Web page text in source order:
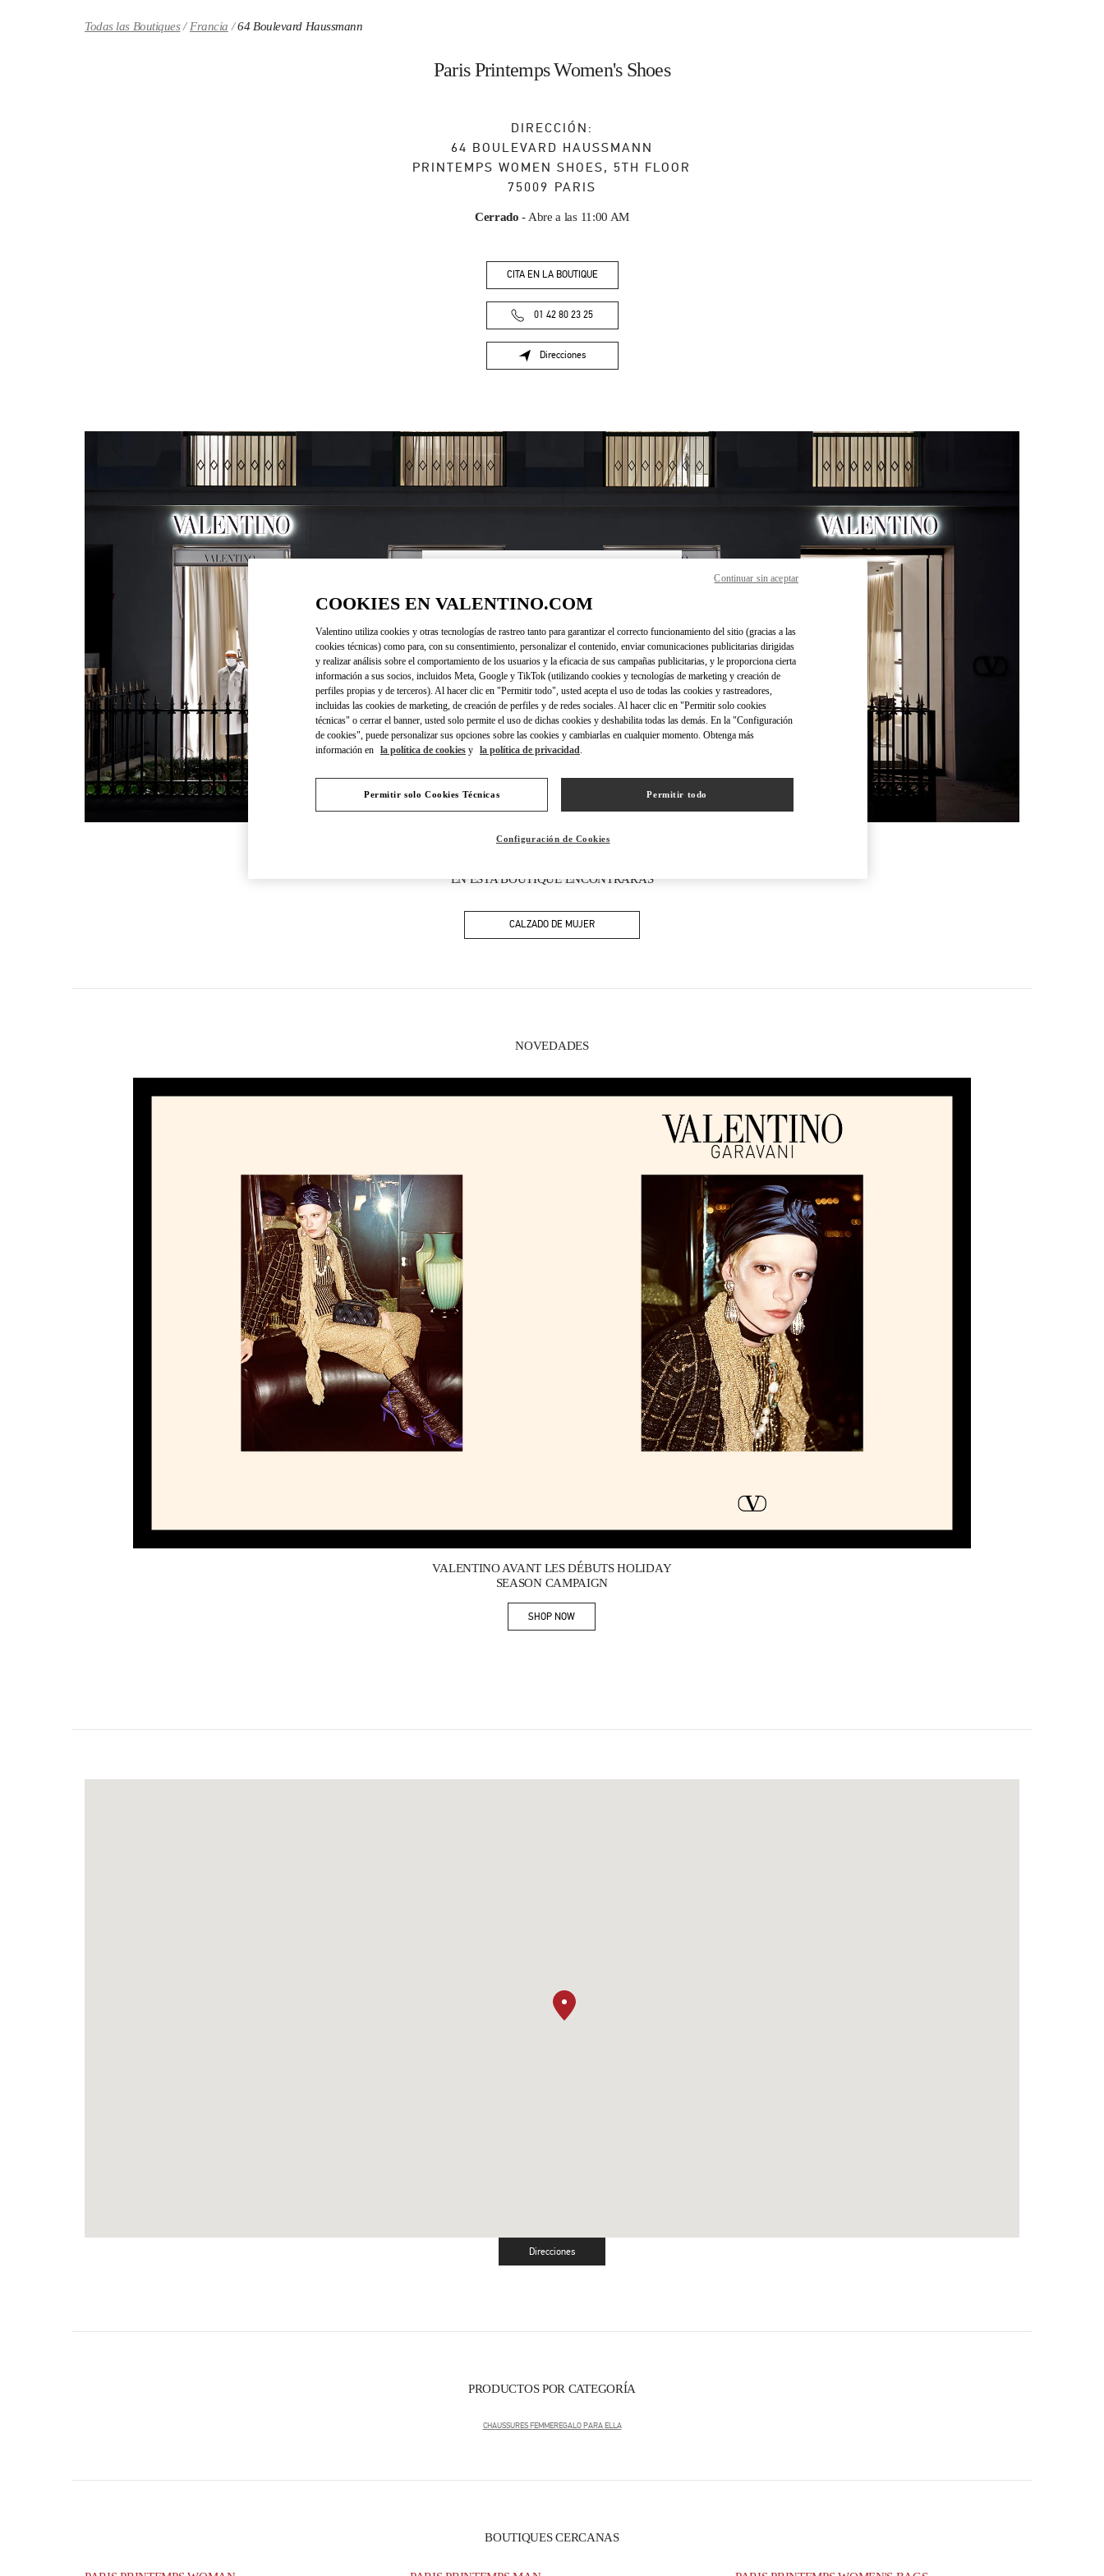
Todas las Boutiques Francia 64 Boulevard Haussmann
Paris Printemps Women's Shoes
DIRECCIÓN:
64 BOULEVARD HAUSSMANN
PRINTEMPS WOMEN SHOES, 5TH FLOOR
75009 PARIS
Cerrado - Abre a las 11:00 AM
CITA EN LA BOUTIQUE
01 42 80 23 25
Direcciones
Link Opens in New Tab
Día de la Semana Horario
Domingo 11:00 AM-
Lunes 10:00 AM-8:30 PM
Martes
10:00 AM-8:30 PM
Miércoles
10:00 AM-8:30 PM
Jueves
10:00 AM-8:30 PM
Viernes
10:00 AM-8:30 PM
Sábado
11:00 AM-8:00 PM
EN ESTA BOUTIQUE ENCONTRARÁS
CALZADO DE MUJER
NOVEDADES
Link Opens in New Tab
VALENTINO AVANT LES DÉBUTS HOLIDAY
SEASON CAMPAIGN
SHOP NOWLink Opens in New Tab
Direcciones
Link Opens in New Tab
PRODUCTOS POR CATEGORÍA
CHAUSSURES FEMMEREGALO PARA ELLA
BOUTIQUES CERCANAS
COOKIES EN VALENTINO.COM
Valentino utiliza cookies y otras tecnologías de rastreo tanto para garantizar el correcto funcionamiento del sitio (gracias a las
cookies técnicas) como para, con su consentimiento, personalizar el contenido, enviar comunicaciones publicitarias dirigidas
y realizar análisis sobre el comportamiento de los usuarios y la eficacia de sus campañas publicitarias, y le proporciona cierta
información a sus socios, incluidos Meta, Google y TikTok (utilizando cookies y tecnologías de marketing y creación de
perfiles propias y de terceros). Al hacer clic en "Permitir todo", usted acepta el uso de todas las cookies y rastreadores,
incluidas las cookies de marketing, de creación de perfiles y de redes sociales. Al hacer clic en "Permitir solo cookies
técnicas" o cerrar el banner, usted solo permite el uso de dichas cookies y deshabilita todas las demás. En la "Configuración
de cookies", puede personalizar sus opciones sobre las cookies y cambiarlas en cualquier momento. Obtenga más
información en la política de cookies y la política de privacidad.
Permitir solo Cookies Técnicas Permitir todo
Configuración de Cookies
Continuar sin aceptar